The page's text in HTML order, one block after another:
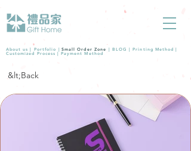
About us | Portfolio | Small Order Zone | BLOG |Printing Method |
Customized Process |Payment Method
&lt;Back